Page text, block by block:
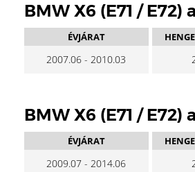
BMW X6 (E71 /
ÉVJÁRAT
2007.06 - 2010.03
BMW X6 (E71 /
ÉVJÁRAT
2009.07 - 2014.06